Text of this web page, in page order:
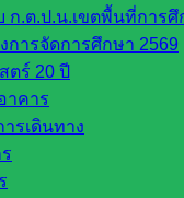
ก.ต.ป.น.เขตพื้นที่การศึ
การจัดการศึกษา 2569
ตร์ 20 ปี
าคาร
รเดินทาง
ผู้อำนวยการสำนักงา
. สำนักงานเขตพื้นที่ก
ารศึกษาประถมศึกษาส
นายอัมพล หันทยุง ป
ะกอบด้วย อนุกรรมกา
อิเล็กทรอนิกส์ (Zoom